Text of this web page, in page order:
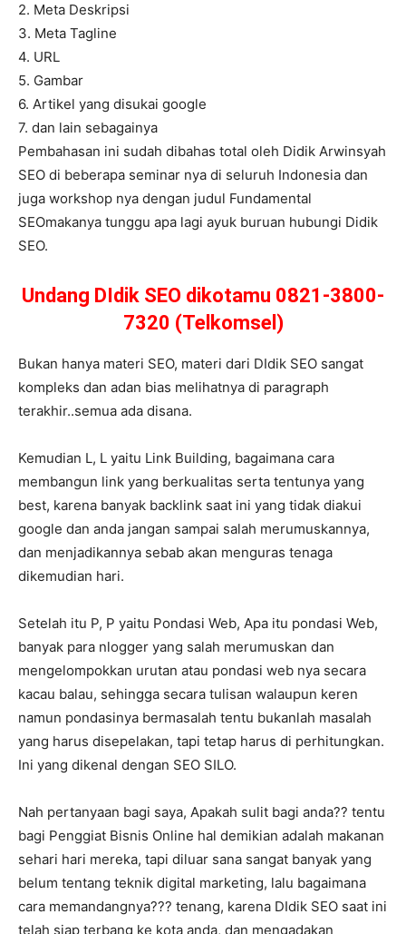
2. Meta Deskripsi
3. Meta Tagline
4. URL
5. Gambar
6. Artikel yang disukai google
7. dan lain sebagainya
Pembahasan ini sudah dibahas total oleh Didik Arwinsyah
SEO di beberapa seminar nya di seluruh Indonesia dan
juga workshop nya dengan judul Fundamental
SEOmakanya tunggu apa lagi ayuk buruan hubungi Didik
SEO.
Undang DIdik SEO dikotamu 0821-3800-
7320 (Telkomsel)
Bukan hanya materi SEO, materi dari DIdik SEO sangat
kompleks dan adan bias melihatnya di paragraph
terakhir..semua ada disana.
Kemudian L, L yaitu Link Building, bagaimana cara
membangun link yang berkualitas serta tentunya yang
best, karena banyak backlink saat ini yang tidak diakui
google dan anda jangan sampai salah merumuskannya,
dan menjadikannya sebab akan menguras tenaga
dikemudian hari.
Setelah itu P, P yaitu Pondasi Web, Apa itu pondasi Web,
banyak para nlogger yang salah merumuskan dan
mengelompokkan urutan atau pondasi web nya secara
kacau balau, sehingga secara tulisan walaupun keren
namun pondasinya bermasalah tentu bukanlah masalah
yang harus disepelakan, tapi tetap harus di perhitungkan.
Ini yang dikenal dengan SEO SILO.
Nah pertanyaan bagi saya, Apakah sulit bagi anda?? tentu
bagi Penggiat Bisnis Online hal demikian adalah makanan
sehari hari mereka, tapi diluar sana sangat banyak yang
belum tentang teknik digital marketing, lalu bagaimana
cara memandangnya??? tenang, karena DIdik SEO saat ini
telah siap terbang ke kota anda, dan mengadakan